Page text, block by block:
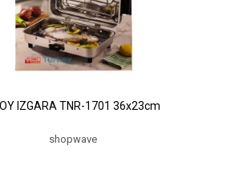
IZGARA TNR-1701 36x23cm
shopwave